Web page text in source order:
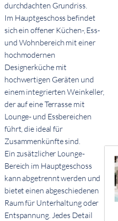
durchdachten Grundriss.
Im Hauptgeschoss befindet
sich ein offener Küchen-, Ess-
und Wohnbereich mit einer
hochmodernen
Designerküche mit
hochwertigen Geräten und
einem integrierten Weinkeller,
der auf eine Terrasse mit
Lounge- und Essbereichen
führt, die ideal für
Zusammenkünfte sind.
Ein zusätzlicher Lounge-
Bereich im Hauptgeschoss
kann abgetrennt werden und
bietet einen abgeschiedenen
Raum für Unterhaltung oder
Entspannung. Jedes Detail